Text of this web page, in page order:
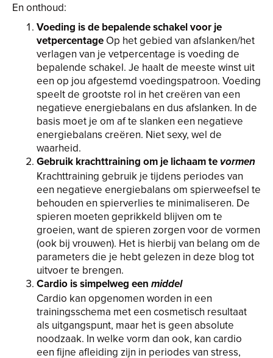
En onthoud:
Voeding is de bepalende schakel voor je
vetpercentage Op het gebied van afslanken/het
verlagen van je vetpercentage is voeding de
bepalende schakel. Je haalt de meeste winst uit
een op jou afgestemd voedingspatroon. Voeding
speelt de grootste rol in het creëren van een
negatieve energiebalans en dus afslanken. In de
basis moet je om af te slanken een negatieve
energiebalans creëren. Niet sexy, wel de
waarheid.
Gebruik krachttraining om je lichaam tevormen
Krachttraining gebruik je tijdens periodes van
een negatieve energiebalans om spierweefsel te
behouden en spierverlies te minimaliseren. De
spieren moeten geprikkeld blijven om te
groeien, want de spieren zorgen voor de vormen
(ook bij vrouwen). Het is hierbij van belang om de
parameters die je hebt gelezen in deze blog tot
uitvoer te brengen.
Cardio is simpelweg een middel
Cardio kan opgenomen worden in een
trainingsschema met een cosmetisch resultaat
als uitgangspunt, maar het is geen absolute
noodzaak. In welke vorm dan ook, kan cardio
een fijne afleiding zijn in periodes van stress,